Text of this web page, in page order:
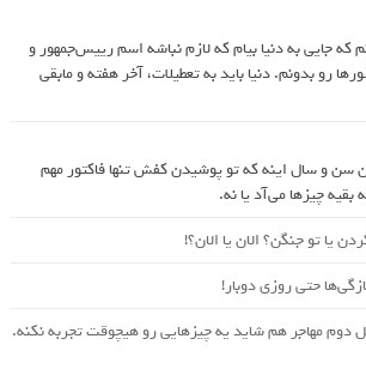
که جایی به دنیا بیام که لازم نباشه اسم ريیس‌جمهور و
رو بدونم. دنیا باید به تعطیلات، آخر هفته و مابقی
سن و سال اینه که تو پوشیدن کفش تنها فاکتور مهم
بقیه چیزها می‌آد یا نه.
یا تو جنگن؟‌ الان یا الان؟!
حتی روزی دوبار!
مهاجر هم شاید یه چیزهایی رو هیچوقت تجربه نکنه.